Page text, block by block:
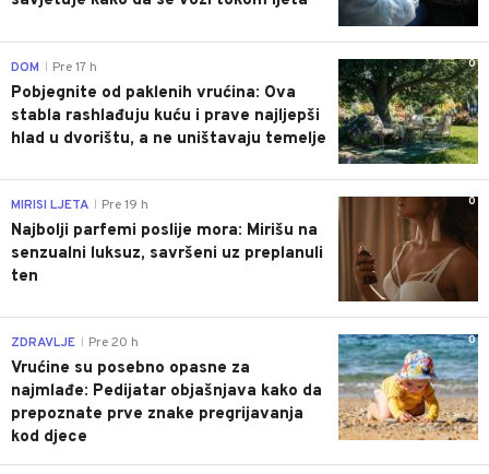
0
DOM Pre 17 h
Pobjegnite od paklenih vrućina: Ova
stabla rashlađuju kuću i prave najljepši
hlad u dvorištu, a ne uništavaju temelje
0
MIRISI LJETA Pre 19 h
Najbolji parfemi poslije mora: Mirišu na
senzualni luksuz, savršeni uz preplanuli
ten
0
ZDRAVLJE Pre 20 h
Vrućine su posebno opasne za
najmlađe: Pedijatar objašnjava kako da
prepoznate prve znake pregrijavanja
kod djece